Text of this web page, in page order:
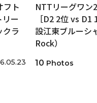
フト
ー
ラ
NTTリーグワン
［D2 2位 vs
設江東ブルーシ
Rock）
10 Photos